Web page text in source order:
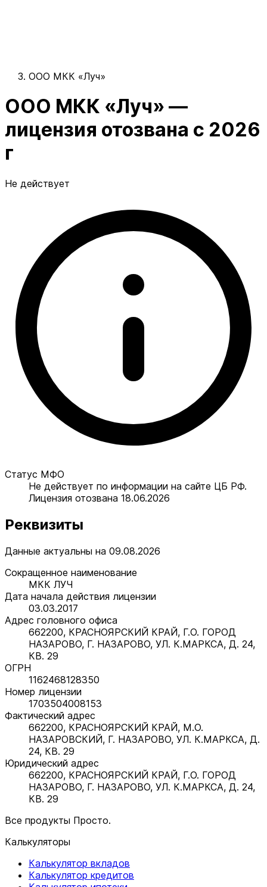
ООО МКК «Луч»
ООО МКК «Луч» —
лицензия отозвана с 2026
г
Не действует
Статус МФО
Не действует по информации на сайте ЦБ РФ.
Лицензия отозвана 18.06.2026
Реквизиты
Данные актуальны на 09.08.2026
Сокращенное наименование
МКК ЛУЧ
Дата начала действия лицензии
03.03.2017
Адрес головного офиса
662200, КРАСНОЯРСКИЙ КРАЙ, Г.О. ГОРОД
НАЗАРОВО, Г. НАЗАРОВО, УЛ. К.МАРКСА, Д. 24,
КВ. 29
ОГРН
1162468128350
Номер лицензии
1703504008153
Фактический адрес
662200, КРАСНОЯРСКИЙ КРАЙ, М.О.
НАЗАРОВСКИЙ, Г. НАЗАРОВО, УЛ. К.МАРКСА, Д.
24, КВ. 29
Юридический адрес
662200, КРАСНОЯРСКИЙ КРАЙ, Г.О. ГОРОД
НАЗАРОВО, Г. НАЗАРОВО, УЛ. К.МАРКСА, Д. 24,
КВ. 29
Все продукты Просто.
Калькуляторы
Калькулятор вкладов
Калькулятор кредитов